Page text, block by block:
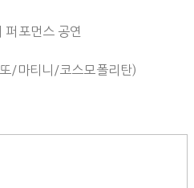
포먼스 공연
/마티니/코스모폴리탄)